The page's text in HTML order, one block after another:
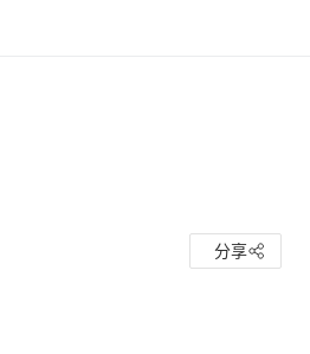
分享